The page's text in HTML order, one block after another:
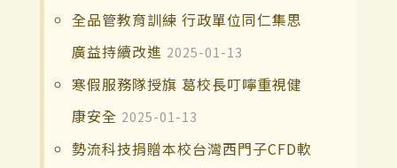
全品管教育訓練 行政單位同仁集思
廣益持續改進 2025-01-13
寒假服務隊授旗 葛校長叮嚀重視健
康安全 2025-01-13
勢流科技捐贈本校台灣西門子CFD軟